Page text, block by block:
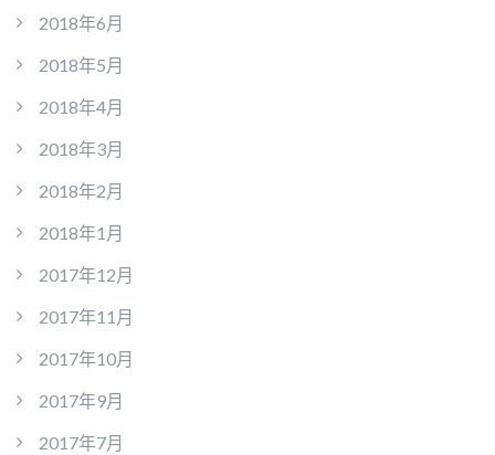
2018年6月
2018年5月
2018年4月
2018年3月
2018年2月
2018年1月
2017年12月
2017年11月
2017年10月
2017年9月
2017年7月